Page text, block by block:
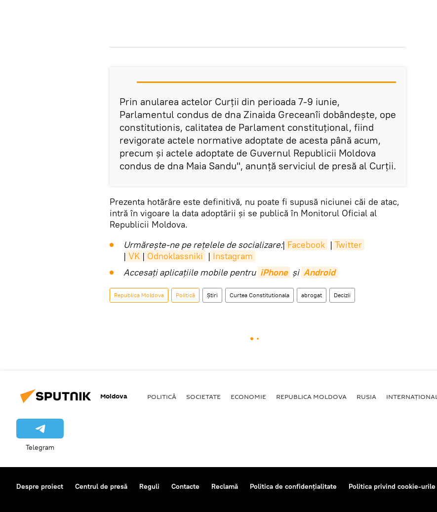
Prin anularea actelor Curții din perioada 7-9 iunie,
Parlamentul condus de dna Zinaida Greceanîi dobândește, ope
constitutionis, calitatea de Parlament constituțional, fiind
revigorate actele normative adoptate de acesta până acum,
precum și actele adoptate de Guvernul Republicii Moldova
condus de dna Maia Sandu", anunță serviciul de presă al Curții.
Prezenta hotărâre este definitivă, nu poate fi supusă niciunei căi de atac,
intră în vigoare la data adoptării și se publică în Monitorul Oficial al
Republicii Moldova.
Urmărește-ne pe rețelele de socializare:| Facebook | Twitter
| VK | Odnoklassniki | Instagram
Accesaţi aplicaţiile mobile pentru iPhone și Android
Republica Moldova Politică Știri Curtea Constitutionala abrogat Decizii
Moldova POLITICĂ SOCIETATE ECONOMIE REPUBLICA MOLDOVA RUSIA INTERNAȚIONAL
Telegram
Despre proiect Centrul de presă Reguli Contacte Reclamă Politica de confidențialitate Politica privind cookie-urile